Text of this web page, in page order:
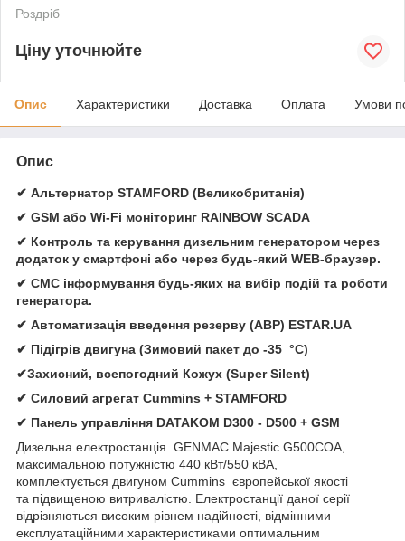
Роздріб
Ціну уточнюйте
Опис Характеристики Доставка Оплата Умови
Опис
✔ Альтернатор STAMFORD (Великобританія)
✔ GSM або Wi-Fi моніторинг RAINBOW SCADA
✔ Контроль та керування дизельним генератором через
додаток у смартфоні або через будь-який WEB-браузер.
✔ СМС інформування будь-яких на вибір подій та роботи
генератора.
✔ Автоматизація введення резерву (АВР) ESTAR.UA
✔ Підігрів двигуна (Зимовий пакет до -35 °C)
✔Захисний, всепогодний Кожух (Super Silent)
✔ Силовий агрегат Cummins + STAMFORD
✔ Панель управління DATAKOM D300 - D500 + GSM
Дизельна електростанція GENMAC Majestic G500COA,
максимальною потужністю 440 кВт/550 кВА,
комплектується двигуном Cummins європейської якості
та підвищеною витривалістю. Електростанції даної серії
відрізняються високим рівнем надійності, відмінними
експлуатаційними характеристиками оптимальним